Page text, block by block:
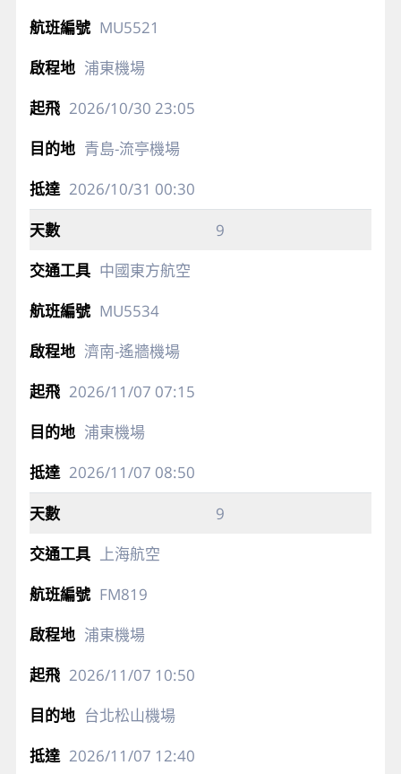
MU5521
浦東機場
2026/10/30 23:05
青島-流亭機場
2026/10/31 00:30
9
中國東方航空
MU5534
濟南-遙牆機場
2026/11/07 07:15
浦東機場
2026/11/07 08:50
9
上海航空
FM819
浦東機場
2026/11/07 10:50
台北松山機場
2026/11/07 12:40